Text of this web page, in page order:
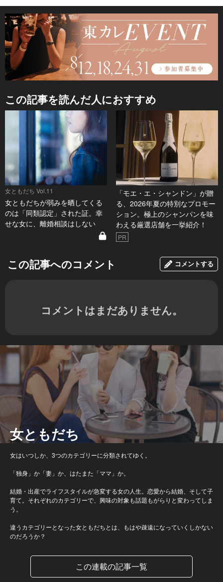
この記事を読んだ人におすすめ
女ともだち Vol.11
女ともだちが弱みを晒してくる
のは「同類認定」された証。幸
せな女に、離婚相談はしない
「モエ・エ・シャンドン」が贈
る、2026年夏の特別なプロモー
ション。極上のシャンパンを味
わえる厳選店舗を一挙紹介！
PR
この記事へのコメント コメントする
コメントはまだありません。
女ともだち
女はいつしか、3つのカテゴリーに分類されてゆく。
「独身」か「妻」か、はたまた「ママ」か。
結婚・出産でライフスタイルが急変する女の人生。恋愛から結婚、そして子
育て。それぞれのカテゴリーで、興味の対象も話題もがらりと変わってしま
う。
違うカテゴリーとなった女ともだちとは、もはや疎遠になっていくしかない
のだろうか？
この連載の記事一覧